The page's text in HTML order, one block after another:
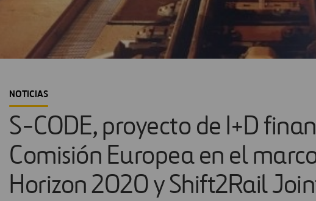
NOTICIAS
S-CODE, proyecto de I+D
Comisión Europea en el
Horizon 2020 y Shift2Rail